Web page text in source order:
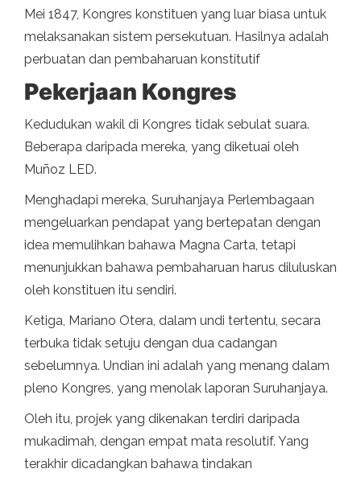
Mei 1847, Kongres konstituen yang luar biasa untuk
melaksanakan sistem persekutuan. Hasilnya adalah
perbuatan dan pembaharuan konstitutif
Pekerjaan Kongres
Kedudukan wakil di Kongres tidak sebulat suara.
Beberapa daripada mereka, yang diketuai oleh
Muñoz LED.
Menghadapi mereka, Suruhanjaya Perlembagaan
mengeluarkan pendapat yang bertepatan dengan
idea memulihkan bahawa Magna Carta, tetapi
menunjukkan bahawa pembaharuan harus diluluskan
oleh konstituen itu sendiri.
Ketiga, Mariano Otera, dalam undi tertentu, secara
terbuka tidak setuju dengan dua cadangan
sebelumnya. Undian ini adalah yang menang dalam
pleno Kongres, yang menolak laporan Suruhanjaya.
Oleh itu, projek yang dikenakan terdiri daripada
mukadimah, dengan empat mata resolutif. Yang
terakhir dicadangkan bahawa tindakan